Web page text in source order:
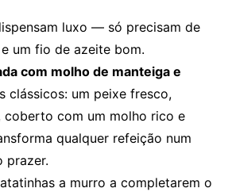
luxo — só precisam de
um fio de azeite bom.
com molho de manteiga e
clássicos: um peixe fresco,
coberto com um molho rico e
qualquer refeição num
prazer.
a murro a completarem o